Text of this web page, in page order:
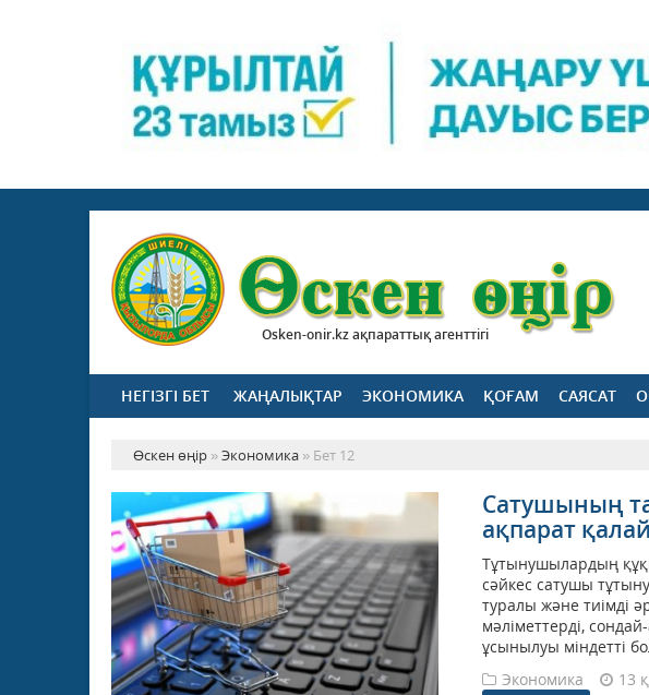
Osken-onir.kz ақпараттық агенттігі
НЕГІЗГІ БЕТ ЖАҢАЛЫҚТАР ЭКОНОМИКА ҚОҒАМ САЯСАТ
Өскен өңір »Экономика » Бет 12
Сатушының
ақпарат
Тұтынушылардың
сәйкес сатушы
туралы және тиімді
мәліметтерді,
ұсынылуы міндетті
Экономика
13